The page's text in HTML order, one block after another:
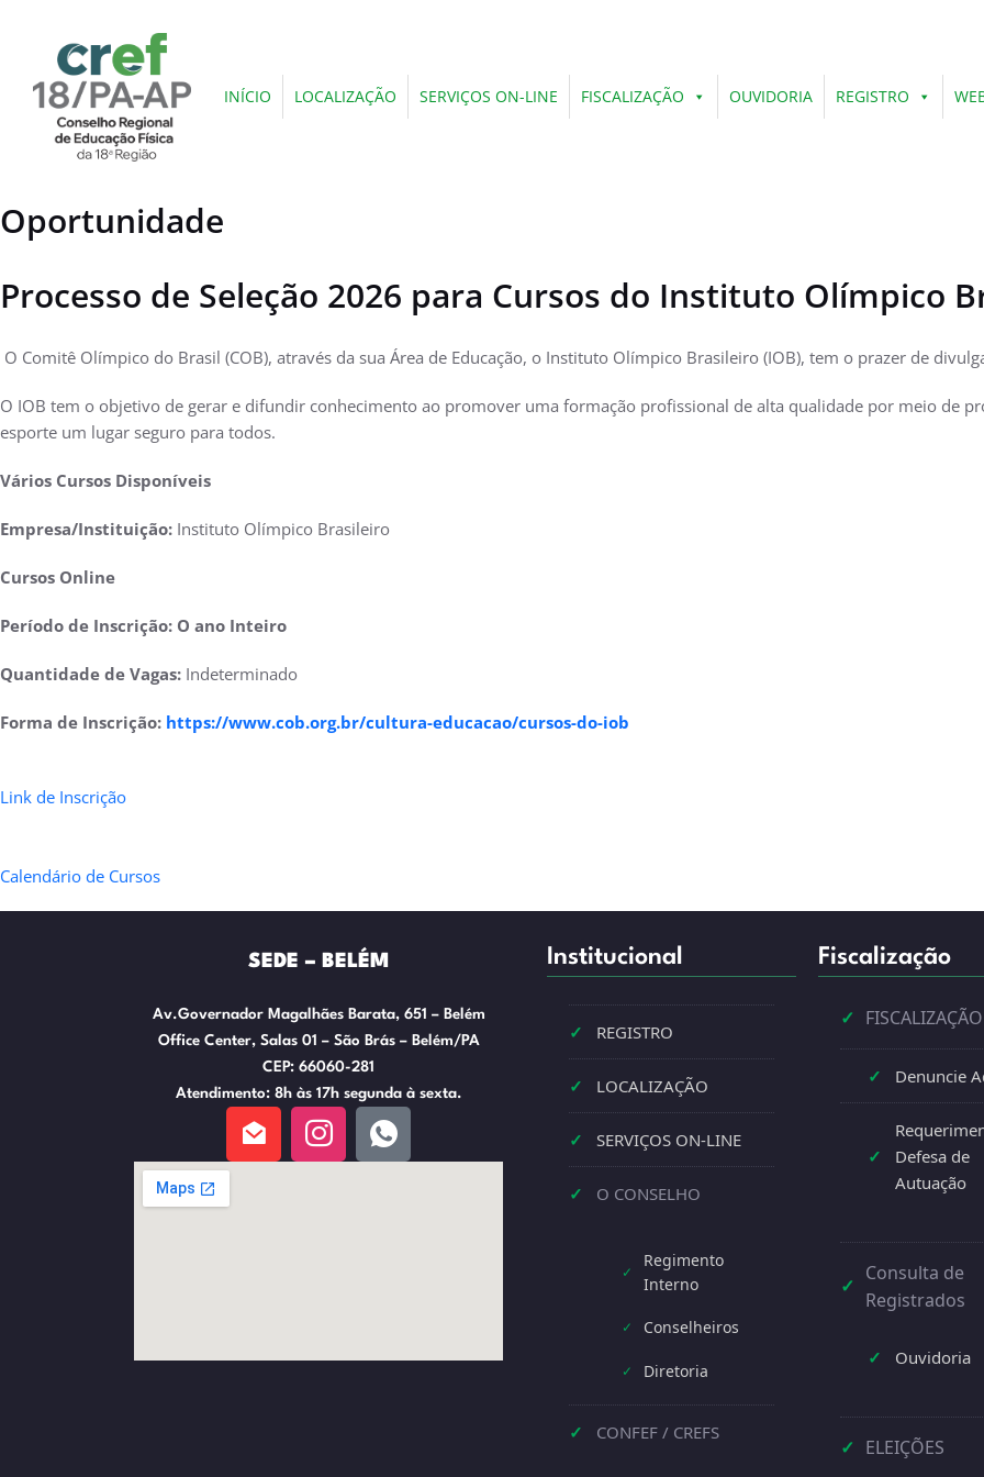
INÍCIO LOCALIZAÇÃO SERVIÇOS ON-LINE FISCALIZAÇÃO OUVIDORIA REGISTRO
Oportunidade
Processo de Seleção 2026 para Cursos do Instituto Olímpico
O Comitê Olímpico do Brasil (COB), através da sua Área de Educação, o Instituto Olímpico Brasileiro (IOB), tem o prazer de
O IOB tem o objetivo de gerar e difundir conhecimento ao promover uma formação profissional de alta qualidade por meio de
esporte um lugar seguro para todos.
Vários Cursos Disponíveis
Empresa/Instituição: Instituto Olímpico Brasileiro
Cursos Online
Período de Inscrição: O ano Inteiro
Quantidade de Vagas: Indeterminado
Forma de Inscrição: https://www.cob.org.br/cultura-educacao/cursos-do-iob
Link de Inscrição
Calendário de Cursos
SEDE – BELÉM
Av.Governador Magalhães Barata, 651 – Belém
Office Center, Salas 01 – São Brás – Belém/PA
CEP: 66060-281
Atendimento: 8h às 17h segunda à sexta.
Institucional
✓ REGISTRO
✓ LOCALIZAÇÃO
✓ SERVIÇOS ON-LINE
✓ O CONSELHO
✓
Regimento
Interno
✓ Conselheiros
✓ Diretoria
✓ CONFEF / CREFS
Fiscalização
✓ FISCALIZAÇÃO
✓ Denuncie
✓
Defesa de
Autuação
✓
Consulta de
Registrados
✓ Ouvidoria
✓ ELEIÇÕES